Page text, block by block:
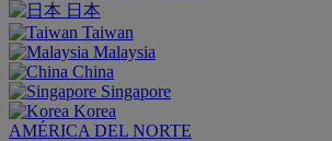
日本
Taiwan
Malaysia
China
Singapore
Korea
AMÉRICA DEL NORTE